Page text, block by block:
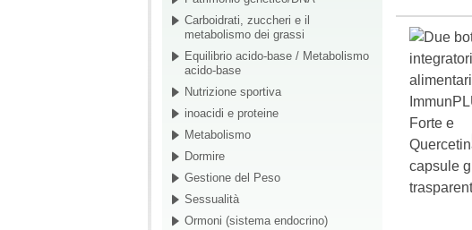
Carboidrati, zuccheri e il
metabolismo dei grassi
Equilibrio acido-base / Metabolismo
acido-base
Nutrizione sportiva
inoacidi e proteine
Metabolismo
Dormire
Gestione del Peso
Sessualità
Ormoni (sistema endocrino)